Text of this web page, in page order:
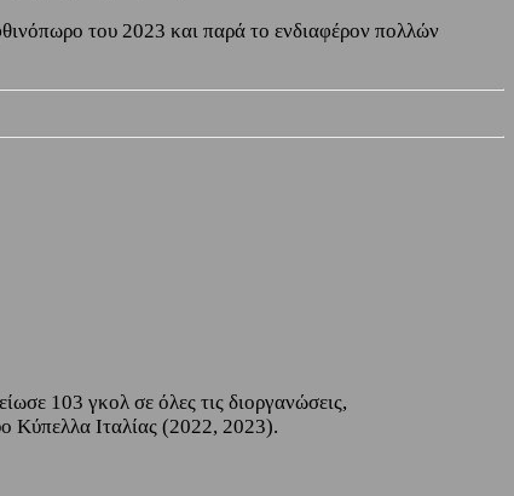
του 2023 και παρά το ενδιαφέρον πολλών
103 γκολ σε όλες τις διοργανώσεις,
Κύπελλα Ιταλίας (2022, 2023).